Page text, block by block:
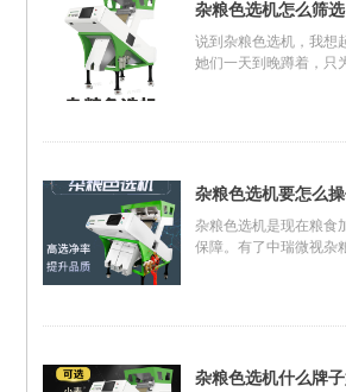
杂粮色选机怎么筛
说到杂粮色选机，我想
她们一天到晚蹲着，只
杂粮色选机要怎么
杂粮色选机是现在粮食
保障。有了中瑞微视杂
杂粮色选机什么牌